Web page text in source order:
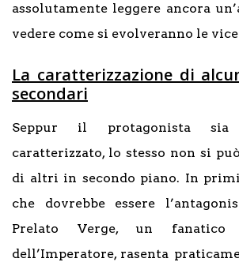
assolutamente leggere ancora
vedere come si evolveranno le
La caratterizzazione di
secondari
Seppur il protagonista sia
caratterizzato, lo stesso non si
di altri in secondo piano. In
che dovrebbe essere
Prelato Verge, un
dell’Imperatore, rasenta